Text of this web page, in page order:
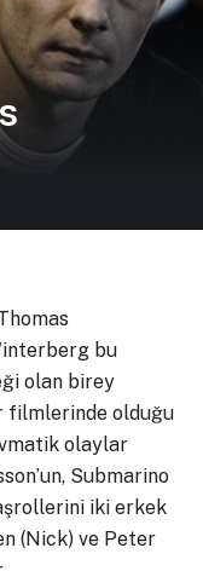
bu
olan birey
filmlerinde olduğu
olaylar
Submarino
iki erkek
(Nick) ve Peter